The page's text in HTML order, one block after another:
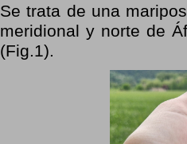
Se trata de una
meridional y norte de
(Fig.1).